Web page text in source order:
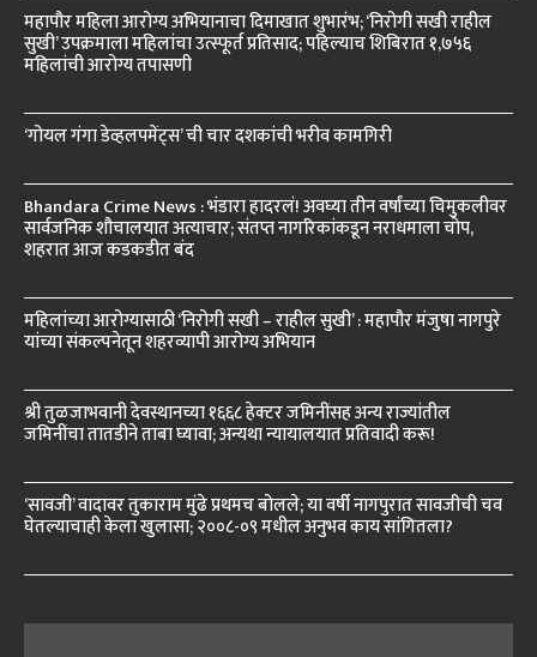
महापौर महिला आरोग्य अभियानाचा दिमाखात शुभारंभ; ‘निरोगी सखी राहील
सुखी’ उपक्रमाला महिलांचा उत्स्फूर्त प्रतिसाद; पहिल्याच शिबिरात १,७५६
महिलांची आरोग्य तपासणी
‘गोयल गंगा डेव्हलपमेंट्स’ ची चार दशकांची भरीव कामगिरी
Bhandara Crime News : भंडारा हादरलं! अवघ्या तीन वर्षांच्या चिमुकलीवर
सार्वजनिक शौचालयात अत्याचार; संतप्त नागरिकांकडून नराधमाला चोप,
शहरात आज कडकडीत बंद
महिलांच्या आरोग्यासाठी ‘निरोगी सखी – राहील सुखी’ : महापौर मंजुषा नागपुरे
यांच्या संकल्पनेतून शहरव्यापी आरोग्य अभियान
श्री तुळजाभवानी देवस्थानच्या १६६८ हेक्टर जमिनींसह अन्य राज्यांतील
जमिनींचा तातडीने ताबा घ्यावा; अन्यथा न्यायालयात प्रतिवादी करू!
‘सावजी’ वादावर तुकाराम मुंढे प्रथमच बोलले; या वर्षी नागपुरात सावजीची चव
घेतल्याचाही केला खुलासा; २००८-०९ मधील अनुभव काय सांगितला?